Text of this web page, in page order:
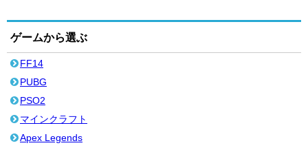
ゲームから選ぶ
FF14
PUBG
PSO2
マインクラフト
Apex Legends